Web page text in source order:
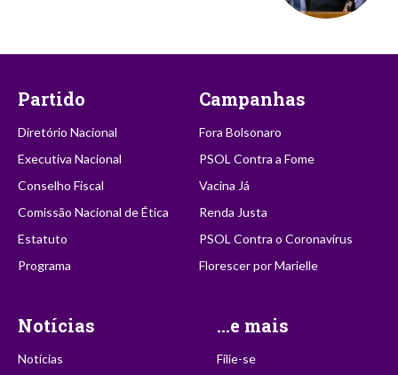
Partido
Diretório Nacional
Executiva Nacional
Conselho Fiscal
Comissão Nacional de Ética
Estatuto
Programa
Campanhas
Fora Bolsonaro
PSOL Contra a Fome
Vacina Já
Renda Justa
PSOL Contra o Coronavírus
Florescer por Marielle
Notícias
Notícias
...e mais
Filie-se